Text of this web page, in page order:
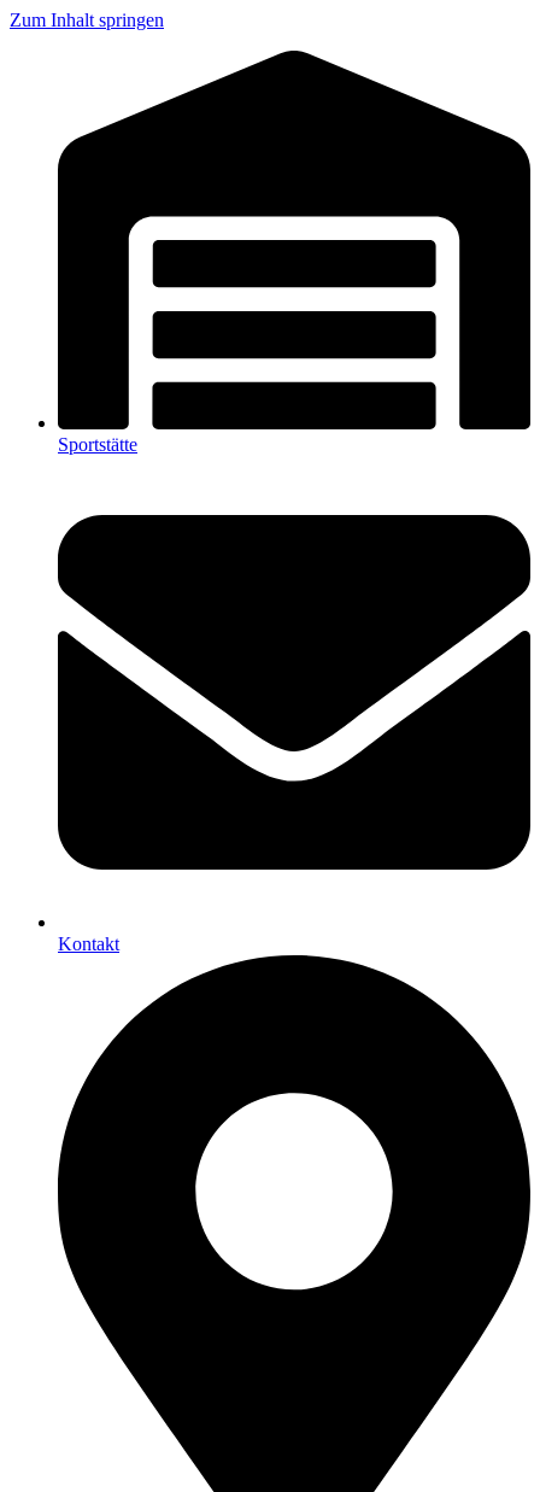
Zum Inhalt springen
Sportstätte
Kontakt